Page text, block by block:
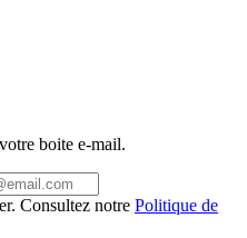
boite e-mail.
Consultez notre Politique de